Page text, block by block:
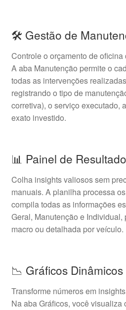
🛠️ Gestão de
Controle o orçamento de
A aba Manutenção permite o
todas as intervenções
registrando o tipo de
corretiva), o serviço executado,
exato investido.
📊 Painel de
Colha insights valiosos sem
manuais. A planilha processa
compila todas as informações
Geral, Manutenção e
macro ou detalhada por veículo.
📉 Gráficos
Transforme números em
Na aba Gráficos, você visualiza